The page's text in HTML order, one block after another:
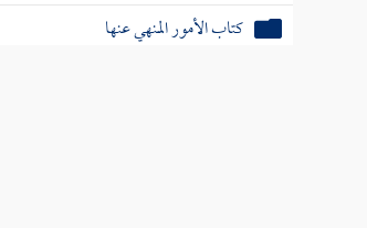
كتاب الأمور المنهي عنها